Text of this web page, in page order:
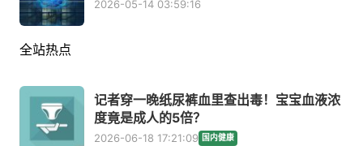
2026-05-14 03:59:16
全站热点
记者穿一晚纸尿裤血里查出毒！宝宝血液浓
度竟是成人的5倍？
2026-06-18 17:21:09 国内健康